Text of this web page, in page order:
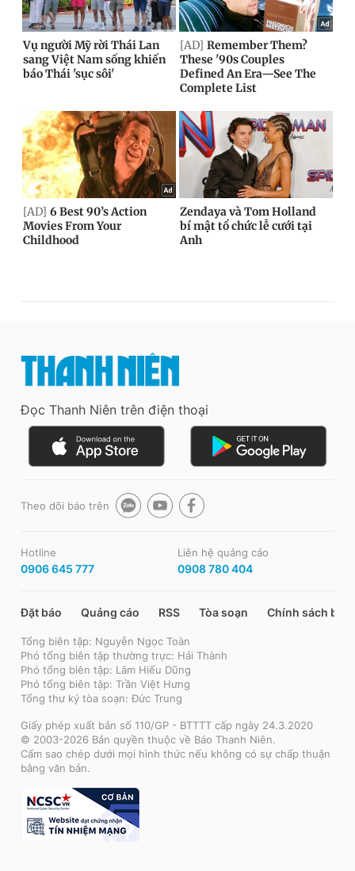
Đọc Thanh Niên trên điện thoại
Theo dõi báo trên
Hotline
0906 645 777
Liên hệ quảng cáo
0908 780 404
Đặt báo Quảng cáo RSS Tòa soạn Chính sách bảo
Tổng biên tập: Nguyễn Ngọc Toàn
Phó tổng biên tập thường trực: Hải Thành
Phó tổng biên tập: Lâm Hiếu Dũng
Phó tổng biên tập: Trần Việt Hưng
Tổng thư ký tòa soạn: Đức Trung
Giấy phép xuất bản số 110/GP - BTTTT cấp ngày 24.3.2020
© 2003-2026 Bản quyền thuộc về Báo Thanh Niên.
Cấm sao chép dưới mọi hình thức nếu không có sự chấp thuận
bằng văn bản.